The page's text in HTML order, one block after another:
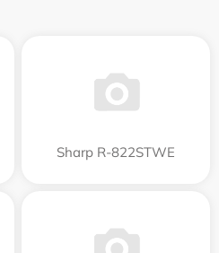
Sharp R-822STWE